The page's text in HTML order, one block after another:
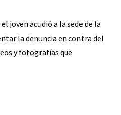
joven acudió a la sede de la
la denuncia en contra del
y fotografías que